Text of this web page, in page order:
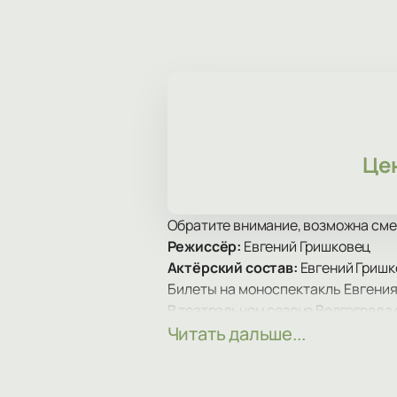
Обратите внимание, возможна
Режиссёр: Евгений Гришковец
Актёрский состав: Евгений
Билеты на моноспектакль
В театральном сезоне
покажут в Центральном
Читать дальше...